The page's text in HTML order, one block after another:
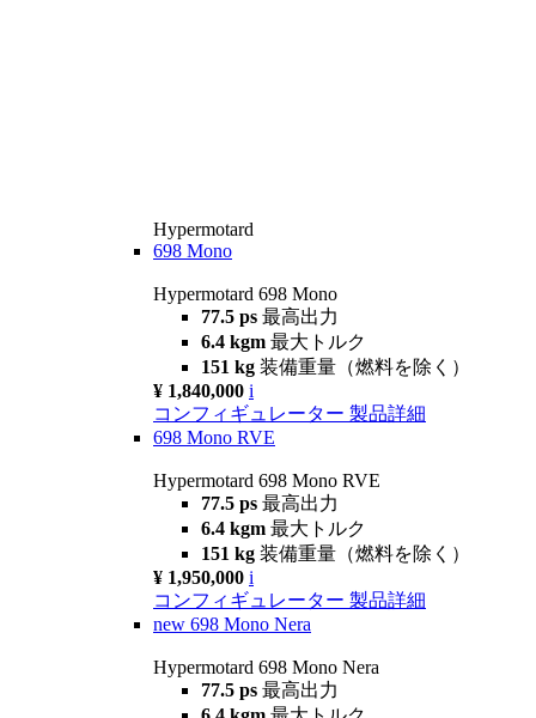
Hypermotard
698 Mono
Hypermotard 698 Mono
77.5 ps 最高出力
6.4 kgm 最大トルク
151 kg 装備重量（燃料を除く）
¥ 1,840,000 i
コンフィギュレーター 製品詳細
698 Mono RVE
Hypermotard 698 Mono RVE
77.5 ps 最高出力
6.4 kgm 最大トルク
151 kg 装備重量（燃料を除く）
¥ 1,950,000 i
コンフィギュレーター 製品詳細
new 698 Mono Nera
Hypermotard 698 Mono Nera
77.5 ps 最高出力